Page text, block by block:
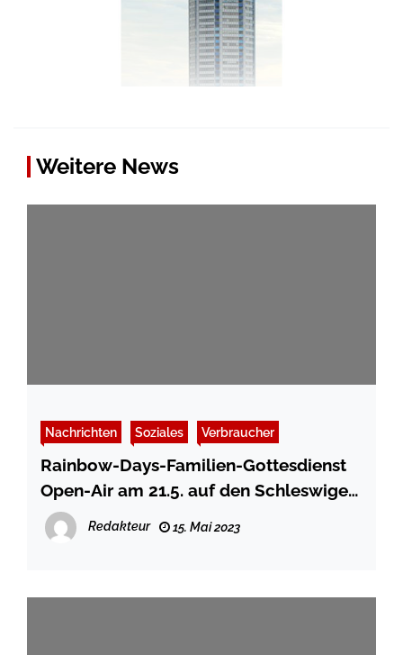
Weitere News
Nachrichten Soziales Verbraucher
Rainbow-Days-Familien-Gottesdienst
Open-Air am 21.5. auf den Schleswiger
Königswiesen
Redakteur 15. Mai 2023